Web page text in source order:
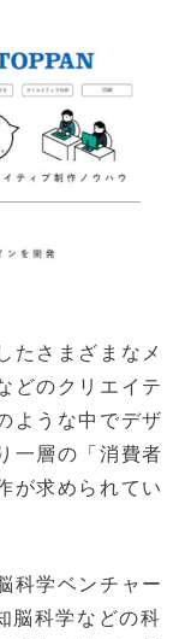
たさまざまなメ
どのクリエイテ
ような中でデザ
一層の「消費者
が求められてい
科学ベンチャー
脳科学などの科